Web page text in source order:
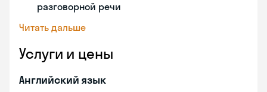
разговорной речи
Читать дальше
Услуги и цены
Английский язык